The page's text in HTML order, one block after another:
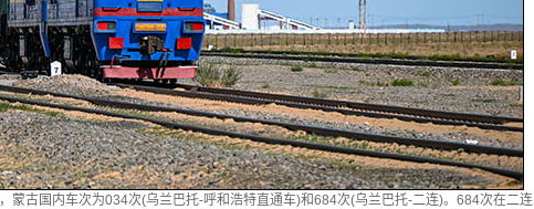
古国内车次为034次(乌兰巴托-呼和浩特直通车)和684次(乌兰巴托-二连)。684次在二连